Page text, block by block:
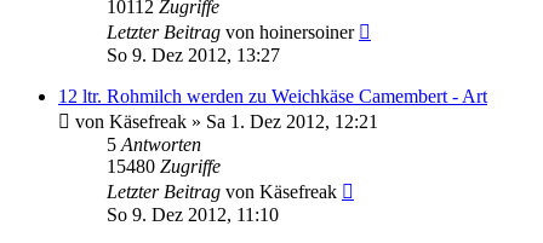
10112 Zugriffe
Letzter Beitrag von hoinersoiner
So 9. Dez 2012, 13:27
12 ltr. Rohmilch werden zu Weichkäse Camembert - Art
von Käsefreak » Sa 1. Dez 2012, 12:21
5 Antworten
15480 Zugriffe
Letzter Beitrag von Käsefreak
So 9. Dez 2012, 11:10